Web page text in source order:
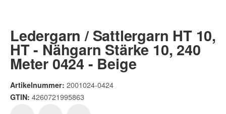
Ledergarn / Sattlergarn HT 10,
HT - Nähgarn Stärke 10, 240
Meter 0424 - Beige
Artikelnummer: 2001024-0424
GTIN: 4260721995863